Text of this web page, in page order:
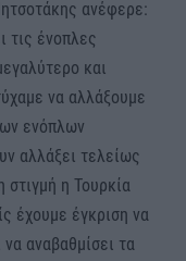
ανέφερε:
τις ένοπλες
και
να αλλάξουμε
ενόπλων
αλλάξει τελείως
στιγμή η Τουρκία
έχουμε έγκριση να
αναβαθμίσει τα